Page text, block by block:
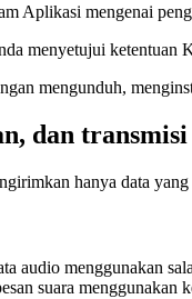
Aplikasi mengenai
menyetujui ketentuan
mengunduh,
dan
hanya data
audio menggunakan
suara